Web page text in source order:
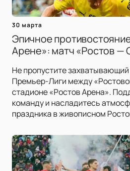
30 марта
Эпичное
Арене»: матч «Ростов —
Не пропустите
Премьер-Лиги между
стадионе «Ростов Арена».
команду и насладитесь
праздника в живописном